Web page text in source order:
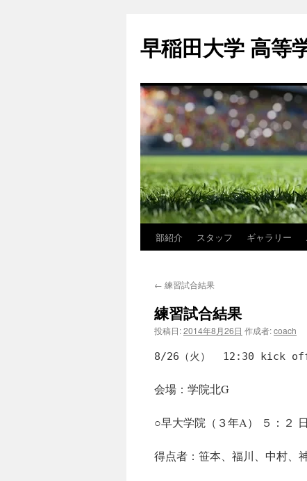
テ
へ
ス
キ
ッ
プ
早稲田大学 高等
部紹介 スタッフ ギャラリー
← 練習試合結果
練習試合結果
投稿日:2014年8月26日 作成者:coach
8/26（火） 12:30 kick
会場：学院北G
○早大学院（３年A） ５：２
得点者：笹本、福川、中村、